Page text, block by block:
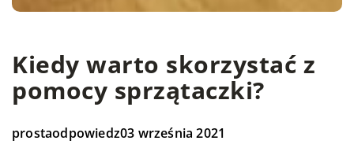
Kiedy warto skorzystać z
pomocy sprzątaczki?
prostaodpowiedz03 września 2021